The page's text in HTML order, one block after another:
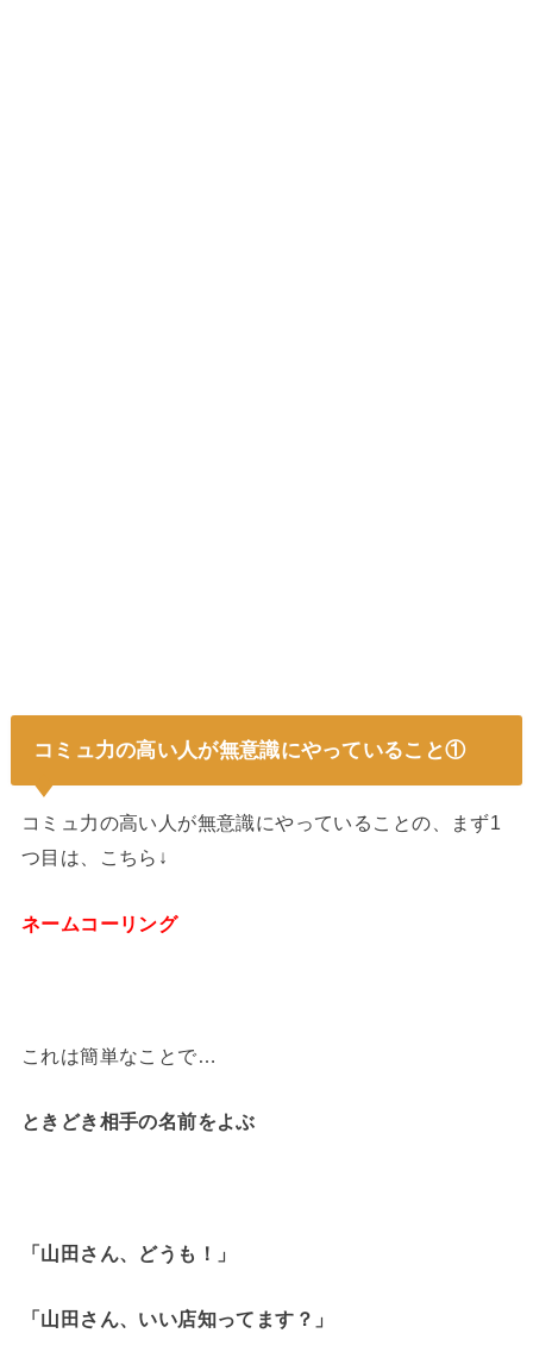
コミュ力の高い人が無意識にやっていること①
コミュ力の高い人が無意識にやっていることの、まず1
つ目は、こちら↓
ネームコーリング
これは簡単なことで…
ときどき相手の名前をよぶ
「山田さん、どうも！」
「山田さん、いい店知ってます？」